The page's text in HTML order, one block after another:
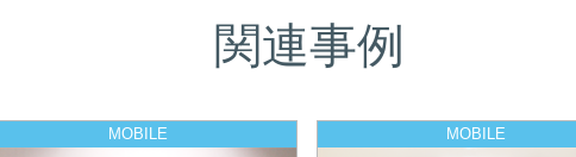
関連事例
MOBILE MOBILE